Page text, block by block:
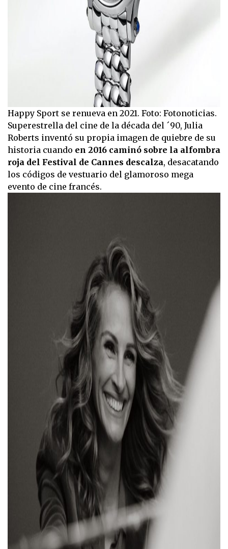
Happy Sport se renueva en 2021. Foto: Fotonoticias.
Superestrella del cine de la década del ´90, Julia
Roberts inventó su propia imagen de quiebre de su
historia cuando en 2016 caminó sobre la alfombra
roja del Festival de Cannes descalza, desacatando
los códigos de vestuario del glamoroso mega
evento de cine francés.